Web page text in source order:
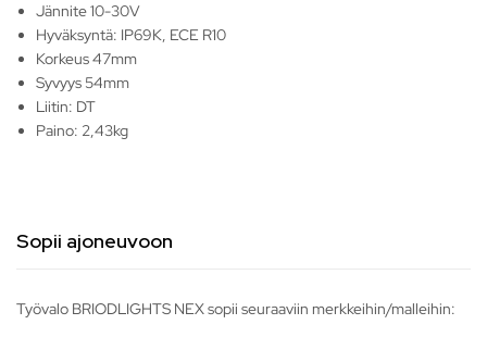
Jännite 10-30V
Hyväksyntä: IP69K, ECE R10
Korkeus 47mm
Syvyys 54mm
Liitin: DT
Paino: 2,43kg
Sopii ajoneuvoon
Työvalo BRIODLIGHTS NEX sopii seuraaviin merkkeihin/malleihin: